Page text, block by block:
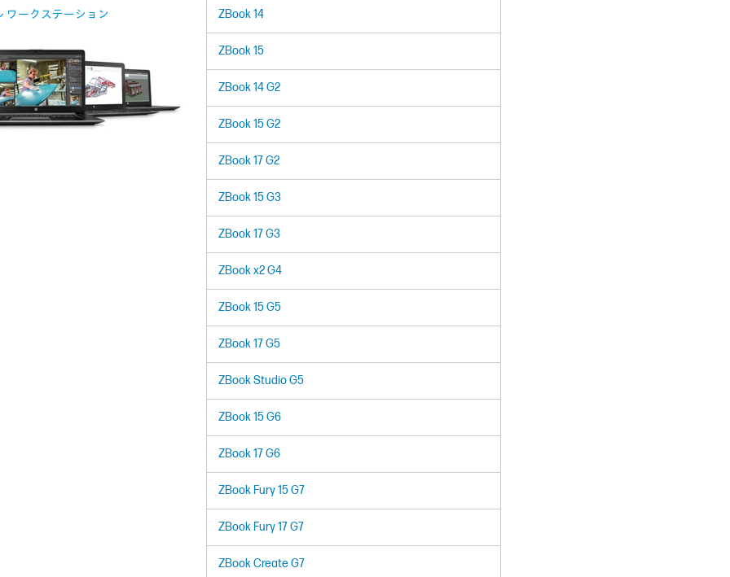
ワークステーション ZBook 14
ZBook 15
ZBook 14 G2
ZBook 15 G2
ZBook 17 G2
ZBook 15 G3
ZBook 17 G3
ZBook x2 G4
ZBook 15 G5
ZBook 17 G5
ZBook Studio G5
ZBook 15 G6
ZBook 17 G6
ZBook Fury 15 G7
ZBook Fury 17 G7
ZBook Create G7